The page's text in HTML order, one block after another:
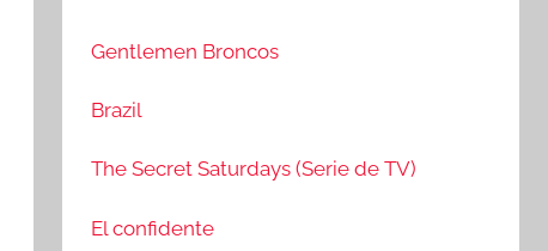
:Gentlemen Broncos
Brazil
The Secret Saturdays (Serie de TV)
El confidente